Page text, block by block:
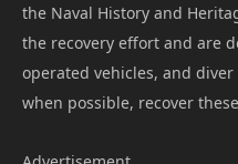
the Naval History and
the recovery effort and are
operated vehicles, and
when possible, recover